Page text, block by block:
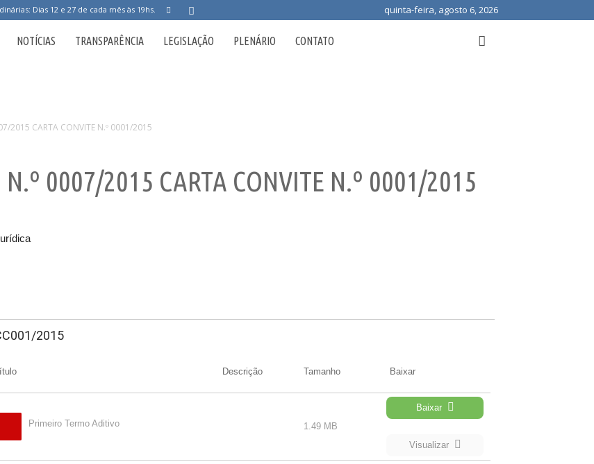
Dias 12 e 27 de cada mês às 19hs. quinta-feira, agosto 6, 2026
NOTÍCIAS TRANSPARÊNCIA LEGISLAÇÃO PLENÁRIO CONTATO
2015 CARTA CONVITE N.º 0001/2015
N.º 0007/2015 CARTA CONVITE N.º 0001/2015
2015
Descrição Tamanho Baixar
Primeiro Termo Aditivo 1.49 MB
Baixar
Visualizar